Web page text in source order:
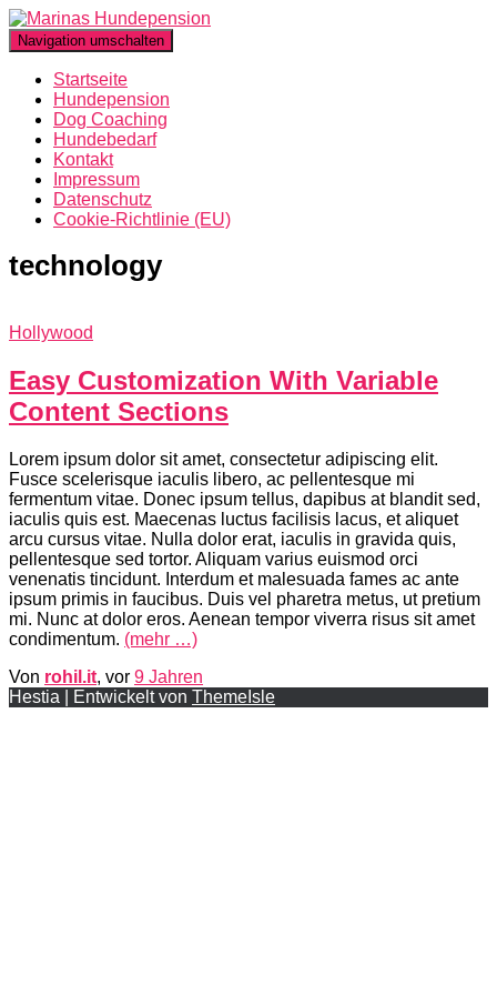
Navigation umschalten
Startseite
Hundepension
Dog Coaching
Hundebedarf
Kontakt
Impressum
Datenschutz
Cookie-Richtlinie (EU)
technology
Hollywood
Easy Customization With Variable
Content Sections
Lorem ipsum dolor sit amet, consectetur adipiscing elit.
Fusce scelerisque iaculis libero, ac pellentesque mi
fermentum vitae. Donec ipsum tellus, dapibus at blandit sed,
iaculis quis est. Maecenas luctus facilisis lacus, et aliquet
arcu cursus vitae. Nulla dolor erat, iaculis in gravida quis,
pellentesque sed tortor. Aliquam varius euismod orci
venenatis tincidunt. Interdum et malesuada fames ac ante
ipsum primis in faucibus. Duis vel pharetra metus, ut pretium
mi. Nunc at dolor eros. Aenean tempor viverra risus sit amet
condimentum. (mehr …)
Von rohil.it, vor 9 Jahren
Hestia | Entwickelt von ThemeIsle